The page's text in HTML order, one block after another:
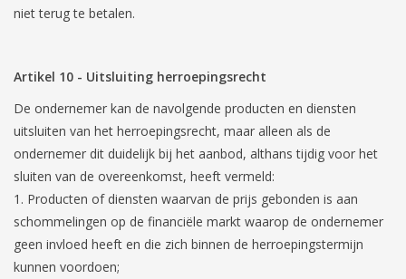
niet terug te betalen.
Artikel 10 - Uitsluiting herroepingsrecht
De ondernemer kan de navolgende producten en diensten
uitsluiten van het herroepingsrecht, maar alleen als de
ondernemer dit duidelijk bij het aanbod, althans tijdig voor het
sluiten van de overeenkomst, heeft vermeld:
Producten of diensten waarvan de prijs gebonden is aan
schommelingen op de financiële markt waarop de ondernemer
geen invloed heeft en die zich binnen de herroepingstermijn
kunnen voordoen;